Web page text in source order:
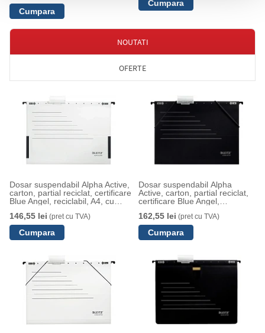
NOUTATI
OFERTE
Dosar suspendabil Alpha Active,
carton, partial reciclat, certificare
Blue Angel, reciclabil, A4, cu
146,55 lei (pret cu TVA)
Dosar suspendabil Alpha
Active, carton, partial reciclat,
certificare Blue Angel,
Leitz
162,55 lei (pret cu TVA)